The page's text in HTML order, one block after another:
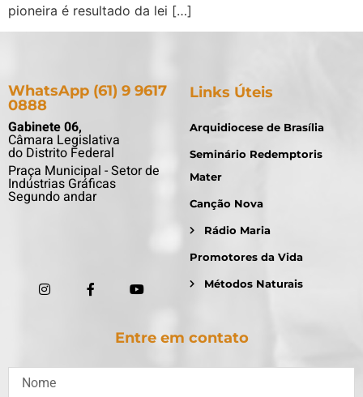
pioneira é resultado da lei […]
WhatsApp (61) 9 9617
0888
Gabinete 06,
Câmara Legislativa
do Distrito Federal
Praça Municipal - Setor de
Indústrias Gráficas
Segundo andar
Links Úteis
Arquidiocese de Brasília
Seminário Redemptoris
Mater
Canção Nova
Rádio Maria
Promotores da Vida
Métodos Naturais
Entre em contato